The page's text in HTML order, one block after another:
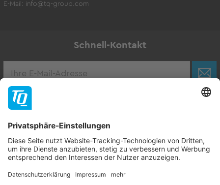
E-Mail: info@tq-group.com
Schnell-Kontakt
Zur Stellenbörse
Follow TQ-Group